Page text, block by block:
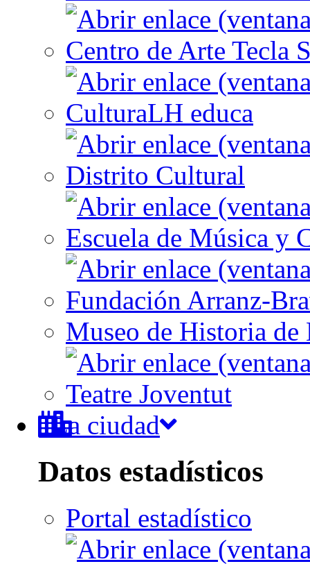
Centro de Arte Tecla
CulturaLH educa
Distrito Cultural
Escuela de Música y
Fundación Arranz-
Museo de Historia de
Teatre Joventut
La ciudad
Datos estadísticos
Portal estadístico